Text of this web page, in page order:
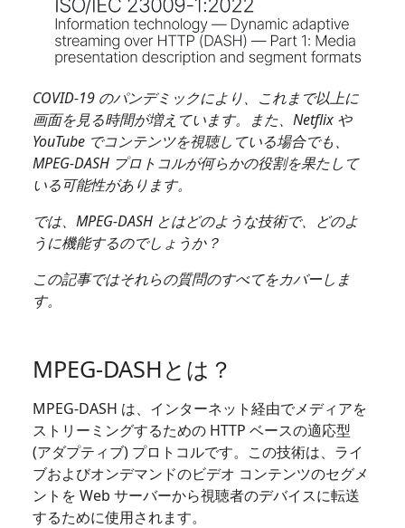
COVID-19 のパンデミックにより、これまで以上に
画面を見る時間が増えています。また、Netflix や
YouTube でコンテンツを視聴している場合でも、
MPEG-DASH プロトコルが何らかの役割を果たして
いる可能性があります。
では、MPEG-DASH とはどのような技術で、どのよ
うに機能するのでしょうか？
この記事ではそれらの質問のすべてをカバーしま
す。
MPEG-DASHとは？
MPEG-DASH は、インターネット経由でメディアを
ストリーミングするための HTTP ベースの適応型
(アダプティブ) プロトコルです。この技術は、ライ
ブおよびオンデマンドのビデオ コンテンツのセグメ
ントを Web サーバーから視聴者のデバイスに転送
するために使用されます。